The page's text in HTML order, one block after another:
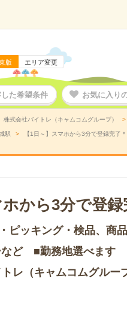
版 エリア変更
た希望条件 お気に入り
株式会社バイトレ（キャムコムグループ）
駅 【1日～】スマホから3分で登録完了
ホから3分で登
ピッキング・検品、商品
など ■勤務地選べます
レ（キャムコムグルー